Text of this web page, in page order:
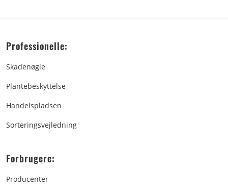
Professionelle:
Skadenøgle
Plantebeskyttelse
Handelspladsen
Sorteringsvejledning
Forbrugere:
Producenter